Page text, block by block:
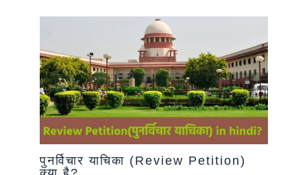
पुनर्विचार याचिका (Review Petition)